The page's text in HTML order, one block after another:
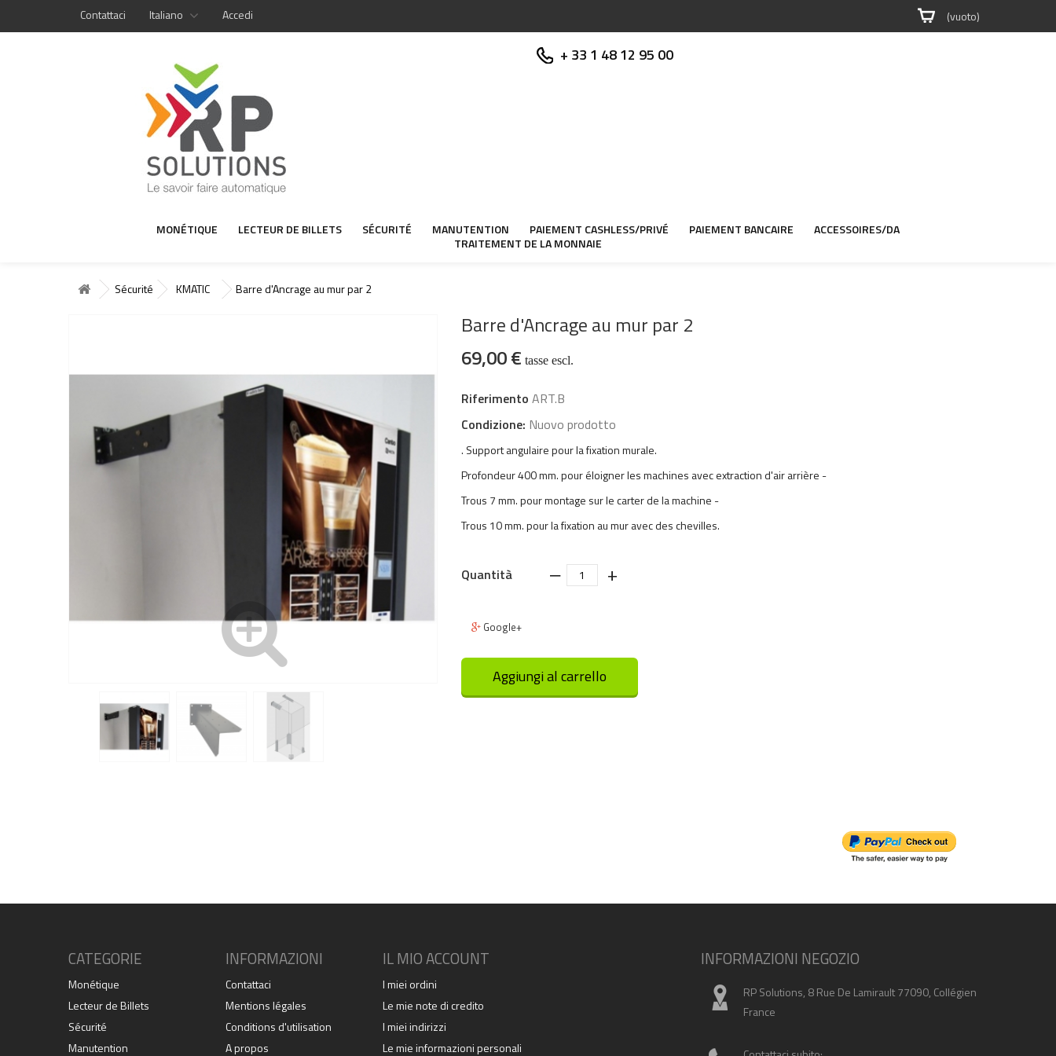
Contattaci Italiano Accedi (vuoto)
+ 33 1 48 12 95 00
MONÉTIQUE LECTEUR DE BILLETS SÉCURITÉ MANUTENTION PAIEMENT CASHLESS/PRIVÉ PAIEMENT BANCAIRE
ACCESSOIRES/DA
TRAITEMENT DE LA MONNAIE
Sécurité KMATIC Barre d'Ancrage au mur par 2
Barre d'Ancrage au mur par 2
69,00 € tasse escl.
Riferimento ART.B
Condizione: Nuovo prodotto
. Support angulaire pour la fixation murale.
Profondeur 400 mm. pour éloigner les machines avec extraction d'air arrière -
Trous 7 mm. pour montage sur le carter de la machine -
Trous 10 mm. pour la fixation au mur avec des chevilles.
Quantità ‒ +
Google+
Aggiungi al carrello
CATEGORIE
Monétique
Lecteur de Billets
Sécurité
Manutention
INFORMAZIONI
Contattaci
Mentions légales
Conditions d'utilisation
A propos
IL MIO ACCOUNT
I miei ordini
Le mie note di credito
I miei indirizzi
Le mie informazioni personali
INFORMAZIONI NEGOZIO
RP Solutions, 8 Rue De Lamirault 77090, Collégien
France